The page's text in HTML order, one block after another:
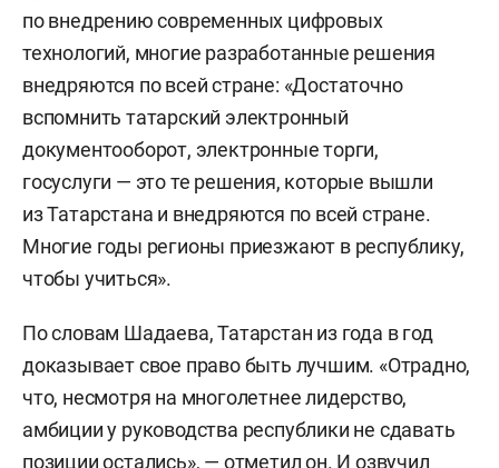
по внедрению современных цифровых
технологий, многие разработанные решения
внедряются по всей стране: «Достаточно
вспомнить татарский электронный
документооборот, электронные торги,
госуслуги — это те решения, которые вышли
из Татарстана и внедряются по всей стране.
Многие годы регионы приезжают в республику,
чтобы учиться».
По словам Шадаева, Татарстан из года в год
доказывает свое право быть лучшим. «Отрадно,
что, несмотря на многолетнее лидерство,
амбиции у руководства республики не сдавать
позиции остались», — отметил он. И озвучил